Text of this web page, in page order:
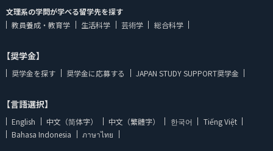
文理系の学問が学べる留学先を探す
教員養成・教育学
生活科学 芸術学 総合科学
【奨学金】
奨学金を探す 奨学金に応募する JAPAN STUDY SUPPORT奨学金
【言語選択】
English 中文（简体字） 中文（繁體字） 한국어
Tiếng Việt
Bahasa Indonesia
ภาษาไทย